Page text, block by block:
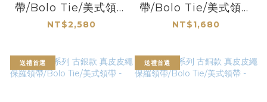
帶/Bolo Tie/美式領帶
- 現貨
NT$2,580
帶/Bolo Tie/美式領帶
-
NT$1,680
送禮首選 送禮首選